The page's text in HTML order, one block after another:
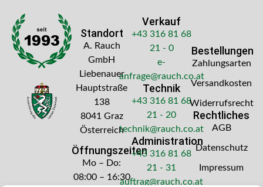
Standort
A. Rauch
GmbH
Liebenauer
Hauptstraße
138
8041 Graz
Österreich
Öffnungszeiten
Mo – Do:
08:00 – 16:30
Verkauf
+43 316 81 68
21 - 0
e-
anfrage@rauch.co.at
Technik
+43 316 81 68
21 - 20
technik@rauch.co.at
Administration
+43 316 81 68
21 - 31
auftrag@rauch.co.at
Bestellungen
Zahlungsarten
Versandkosten
Widerrufsrecht
Rechtliches
AGB
Datenschutz
Impressum